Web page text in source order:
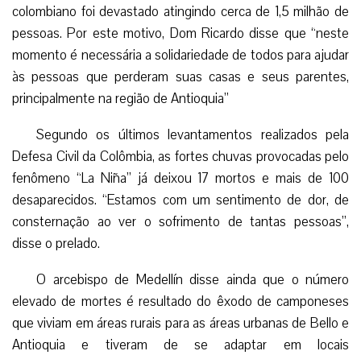
colombiano foi devastado atingindo cerca de 1,5 milhão de
pessoas. Por este motivo, Dom Ricardo disse que “neste
momento é necessária a solidariedade de todos para ajudar
às pessoas que perderam suas casas e seus parentes,
principalmente na região de Antioquia”
Segundo os últimos levantamentos realizados pela
Defesa Civil da Colômbia, as fortes chuvas provocadas pelo
fenômeno “La Niña” já deixou 17 mortos e mais de 100
desaparecidos. “Estamos com um sentimento de dor, de
consternação ao ver o sofrimento de tantas pessoas”,
disse o prelado.
O arcebispo de Medellín disse ainda que o número
elevado de mortes é resultado do êxodo de camponeses
que viviam em áreas rurais para as áreas urbanas de Bello e
Antioquia e tiveram de se adaptar em locais